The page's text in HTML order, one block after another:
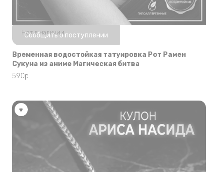
Нет в наличии
Сообщить о поступлении
Временная водостойкая татуировка Рот Рамен
Сукуна из аниме Магическая битва
590р.